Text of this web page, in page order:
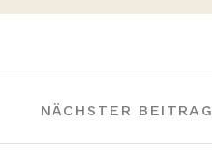
NÄCHSTER BEITRAG